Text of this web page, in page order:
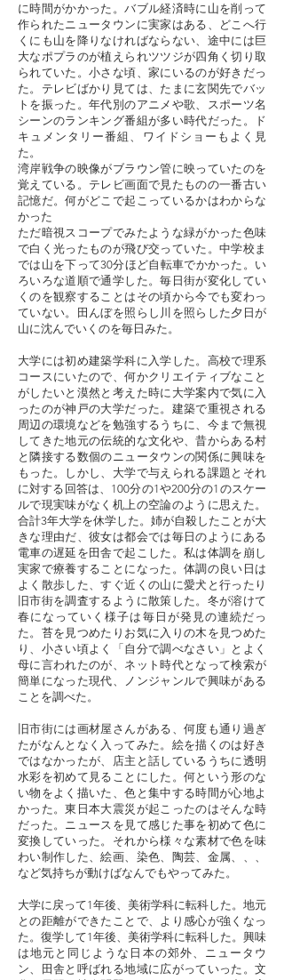
に時間がかかった。バブル経済時に山を削って
作られたニュータウンに実家はある、どこへ行
くにも山を降りなければならない、途中には巨
大なポプラのが植えられツツジが四角く切り取
られていた。小さな頃、家にいるのが好きだっ
た。テレビばかり見ては、たまに玄関先でバッ
トを振った。年代別のアニメや歌、スポーツ名
シーンのランキング番組が多い時代だった。ド
キュメンタリー番組、ワイドショーもよく見
た。
湾岸戦争の映像がブラウン管に映っていたのを
覚えている。テレビ画面で見たものの一番古い
記憶だ。何がどこで起こっているかはわからな
かった
ただ暗視スコープでみたような緑がかった色味
で白く光ったものが飛び交っていた。中学校ま
では山を下って30分ほど自転車でかかった。い
ろいろな道順で通学した。毎日街が変化してい
くのを観察することはその頃から今でも変わっ
ていない。田んぼを照らし川を照らした夕日が
山に沈んでいくのを毎日みた。
大学には初め建築学科に入学した。高校で理系
コースにいたので、何かクリエイティブなこと
がしたいと漠然と考えた時に大学案内で気に入
ったのが神戸の大学だった。建築で重視される
周辺の環境などを勉強するうちに、今まで無視
してきた地元の伝統的な文化や、昔からある村
と隣接する数個のニュータウンの関係に興味を
もった。しかし、大学で与えられる課題とそれ
に対する回答は、100分の1や200分の1のスケー
ルで現実味がなく机上の空論のように思えた。
合計3年大学を休学した。姉が自殺したことが大
きな理由だ、彼女は都会では毎日のようにある
電車の遅延を田舎で起こした。私は体調を崩し
実家で療養することになった。体調の良い日は
よく散歩した、すぐ近くの山に愛犬と行ったり
旧市街を調査するように散策した。冬が溶けて
春になっていく様子は毎日が発見の連続だっ
た。苔を見つめたりお気に入りの木を見つめた
り、小さい頃よく「自分で調べなさい」とよく
母に言われたのが、ネット時代となって検索が
簡単になった現代、ノンジャンルで興味がある
ことを調べた。
旧市街には画材屋さんがある、何度も通り過ぎ
たがなんとなく入ってみた。絵を描くのは好き
ではなかったが、店主と話しているうちに透明
水彩を初めて見ることにした。何という形のな
い物をよく描いた、色と集中する時間が心地よ
かった。東日本大震災が起こったのはそんな時
だった。ニュースを見て感じた事を初めて色に
変換していった。それから様々な素材で色を味
わい制作した、絵画、染色、陶芸、金属、、、
など気持ちが動けばなんでもやってみた。
大学に戻って1年後、美術学科に転科した。地元
との距離ができたことで、より感心が強くなっ
た。復学して1年後、美術学科に転科した。興味
は地元と同じような日本の郊外、ニュータウ
ン、田舎と呼ばれる地域に広がっていった。文